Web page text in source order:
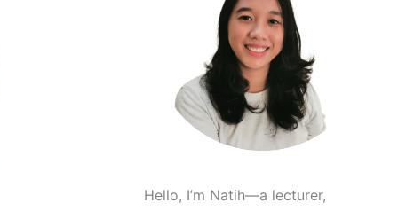
Hello, I’m Natih—a lecturer,
i